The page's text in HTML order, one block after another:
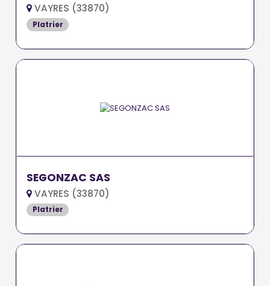
VAYRES (33870)
Platrier
SEGONZAC SAS
VAYRES (33870)
Platrier